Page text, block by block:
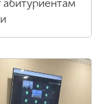
абитуриентам